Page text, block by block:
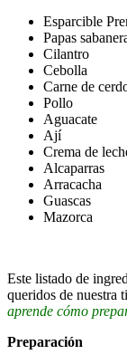
Esparcible
Papas
Cilantro
Cebolla
Carne de
Pollo
Aguacate
Ají
Crema de
Alcaparras
Arracacha
Guascas
Mazorca
Este listado de
queridos de nuestra
aprende cómo
Preparación